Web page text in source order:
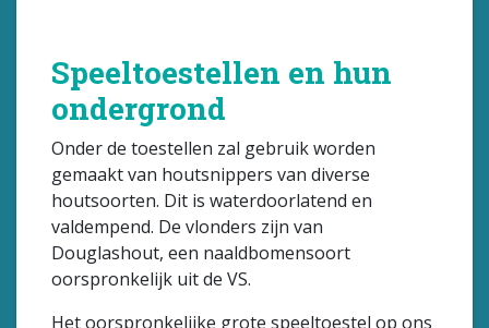
Speeltoestellen en hun
ondergrond
Onder de toestellen zal gebruik worden
gemaakt van houtsnippers van diverse
houtsoorten. Dit is waterdoorlatend en
valdempend. De vlonders zijn van
Douglashout, een naaldbomensoort
oorspronkelijk uit de VS.
Het oorspronkelijke grote speeltoestel op ons